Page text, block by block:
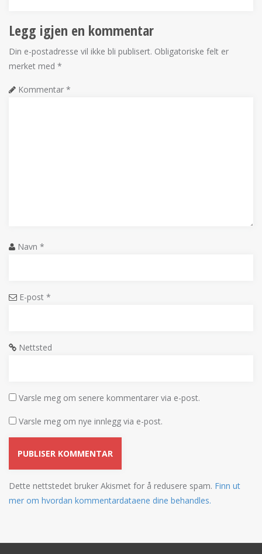
Legg igjen en kommentar
Din e-postadresse vil ikke bli publisert. Obligatoriske felt er
merket med *
Kommentar *
Navn *
E-post *
Nettsted
Varsle meg om senere kommentarer via e-post.
Varsle meg om nye innlegg via e-post.
Dette nettstedet bruker Akismet for å redusere spam. Finn ut
mer om hvordan kommentardataene dine behandles.